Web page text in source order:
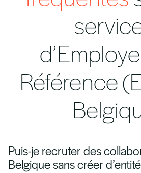
Référence
Puis-je recruter des
Belgique sans créer